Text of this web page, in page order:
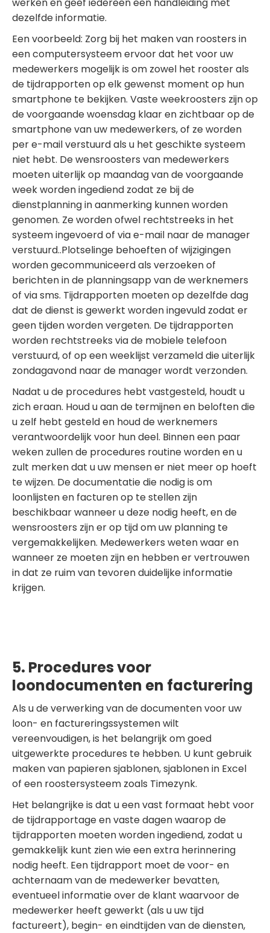
dezelfde informatie.
Een voorbeeld: Zorg bij het maken van roosters in
een computersysteem ervoor dat het voor uw
medewerkers mogelijk is om zowel het rooster als
de tijdrapporten op elk gewenst moment op hun
smartphone te bekijken. Vaste weekroosters zijn op
de voorgaande woensdag klaar en zichtbaar op de
smartphone van uw medewerkers, of ze worden
per e-mail verstuurd als u het geschikte systeem
niet hebt. De wensroosters van medewerkers
moeten uiterlijk op maandag van de voorgaande
week worden ingediend zodat ze bij de
dienstplanning in aanmerking kunnen worden
genomen. Ze worden ofwel rechtstreeks in het
systeem ingevoerd of via e-mail naar de manager
verstuurd..Plotselinge behoeften of wijzigingen
worden gecommuniceerd als verzoeken of
berichten in de planningsapp van de werknemers
of via sms. Tijdrapporten moeten op dezelfde dag
dat de dienst is gewerkt worden ingevuld zodat er
geen tijden worden vergeten. De tijdrapporten
worden rechtstreeks via de mobiele telefoon
verstuurd, of op een weeklijst verzameld die uiterlijk
zondagavond naar de manager wordt verzonden.
Nadat u de procedures hebt vastgesteld, houdt u
zich eraan. Houd u aan de termijnen en beloften die
u zelf hebt gesteld en houd de werknemers
verantwoordelijk voor hun deel. Binnen een paar
weken zullen de procedures routine worden en u
zult merken dat u uw mensen er niet meer op hoeft
te wijzen. De documentatie die nodig is om
loonlijsten en facturen op te stellen zijn
beschikbaar wanneer u deze nodig heeft, en de
wensroosters zijn er op tijd om uw planning te
vergemakkelijken. Medewerkers weten waar en
wanneer ze moeten zijn en hebben er vertrouwen
in dat ze ruim van tevoren duidelijke informatie
krijgen.
5. Procedures voor
loondocumenten en facturering
Als u de verwerking van de documenten voor uw
loon- en factureringssystemen wilt
vereenvoudigen, is het belangrijk om goed
uitgewerkte procedures te hebben. U kunt gebruik
maken van papieren sjablonen, sjablonen in Excel
of een roostersysteem zoals Timezynk.
Het belangrijke is dat u een vast formaat hebt voor
de tijdrapportage en vaste dagen waarop de
tijdrapporten moeten worden ingediend, zodat u
gemakkelijk kunt zien wie een extra herinnering
nodig heeft. Een tijdrapport moet de voor- en
achternaam van de medewerker bevatten,
eventueel informatie over de klant waarvoor de
medewerker heeft gewerkt (als u uw tijd
factureert), begin- en eindtijden van de diensten,